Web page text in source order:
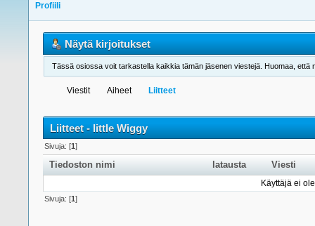
Profiili
Näytä kirjoitukset
Tässä osiossa voit tarkastella kaikkia tämän jäsenen viestejä. Huomaa, että
Viestit Aiheet Liitteet
Liitteet - little Wiggy
Sivuja: [1]
Tiedoston nimi latausta Viesti
Käyttäjä ei
Sivuja: [1]